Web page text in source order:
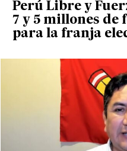
Perú Libre y
7 y 5 millones de
para la franja